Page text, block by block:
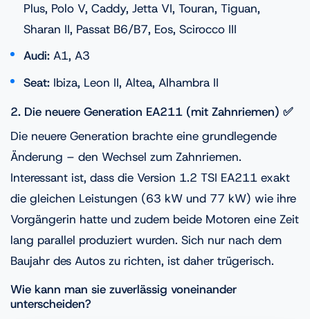
Plus, Polo V, Caddy, Jetta VI, Touran, Tiguan,
Sharan II, Passat B6/B7, Eos, Scirocco III
Audi: A1, A3
Seat: Ibiza, Leon II, Altea, Alhambra II
2. Die neuere Generation EA211 (mit Zahnriemen) ✅
Die neuere Generation brachte eine grundlegende
Änderung – den Wechsel zum Zahnriemen.
Interessant ist, dass die Version 1.2 TSI EA211 exakt
die gleichen Leistungen (63 kW und 77 kW) wie ihre
Vorgängerin hatte und zudem beide Motoren eine Zeit
lang parallel produziert wurden. Sich nur nach dem
Baujahr des Autos zu richten, ist daher trügerisch.
Wie kann man sie zuverlässig voneinander
unterscheiden?